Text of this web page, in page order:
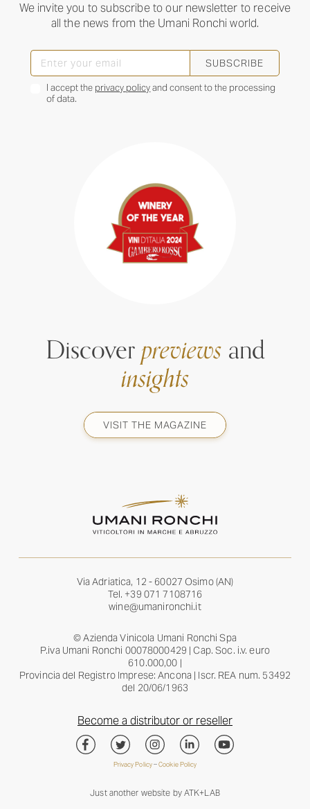
We invite you to subscribe to our newsletter to receive
all the news from the Umani Ronchi world.
SUBSCRIBE
I accept the privacy policyand consent to the processing
of data.
Discoverpreviewsand
insights
VISIT THE MAGAZINE
Via Adriatica, 12 - 60027 Osimo (AN)
Tel. +39 071 7108716
wine@umanironchi.it
© Azienda Vinicola Umani Ronchi Spa
P.iva Umani Ronchi 00078000429 | Cap. Soc. i.v. euro
610.000,00 |
Provincia del Registro Imprese: Ancona | Iscr. REA num. 53492
del 20/06/1963
Become a distributor or reseller
Privacy Policy–Cookie Policy
Just another website by ATK+LAB